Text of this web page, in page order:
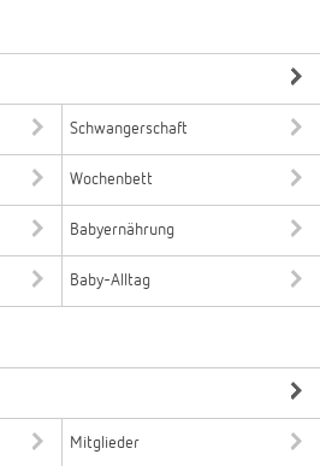
Schwangerschaft
Wochenbett
Babyernährung
Baby-Alltag
Mitglieder